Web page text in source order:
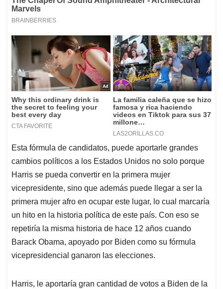
Esta fórmula de candidatos, puede aportarle grandes
cambios políticos a los Estados Unidos no solo porque
Harris se pueda convertir en la primera mujer
vicepresidente, sino que además puede llegar a ser la
primera mujer afro en ocupar este lugar, lo cual marcaría
un hito en la historia política de este país. Con eso se
repetiría la misma historia de hace 12 años cuando
Barack Obama, apoyado por Biden como su fórmula
vicepresidencial ganaron las elecciones.
Harris, le aportaría gran cantidad de votos a Biden de la